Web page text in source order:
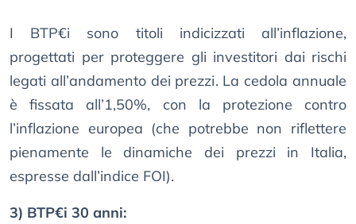
I BTP€i sono titoli indicizzati all’inflazione,
progettati per proteggere gli investitori dai rischi
legati all’andamento dei prezzi. La cedola annuale
è fissata all’1,50%, con la protezione contro
l’inflazione europea (che potrebbe non riflettere
pienamente le dinamiche dei prezzi in Italia,
espresse dall’indice FOI).
3) BTP€i 30 anni: